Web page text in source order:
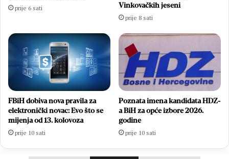
prije 6 sati
Vinkovačkih jeseni
prije 8 sati
FBiH dobiva nova pravila za
elektronički novac: Evo što se
mijenja od 13. kolovoza
prije 10 sati
Poznata imena kandidata HDZ-
a BiH za opće izbore 2026.
godine
prije 10 sati